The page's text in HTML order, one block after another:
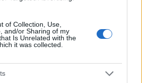
of Collection, Use,
and/or Sharing of my
Is Unrelated with the
it was collected.
az
barátaidnak pedig
egy jól sikerült házasság.
19.)
erősítsd a munkahelyeden, nem
s csupán dögös